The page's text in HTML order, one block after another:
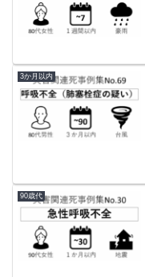
3か月以内
90歳代